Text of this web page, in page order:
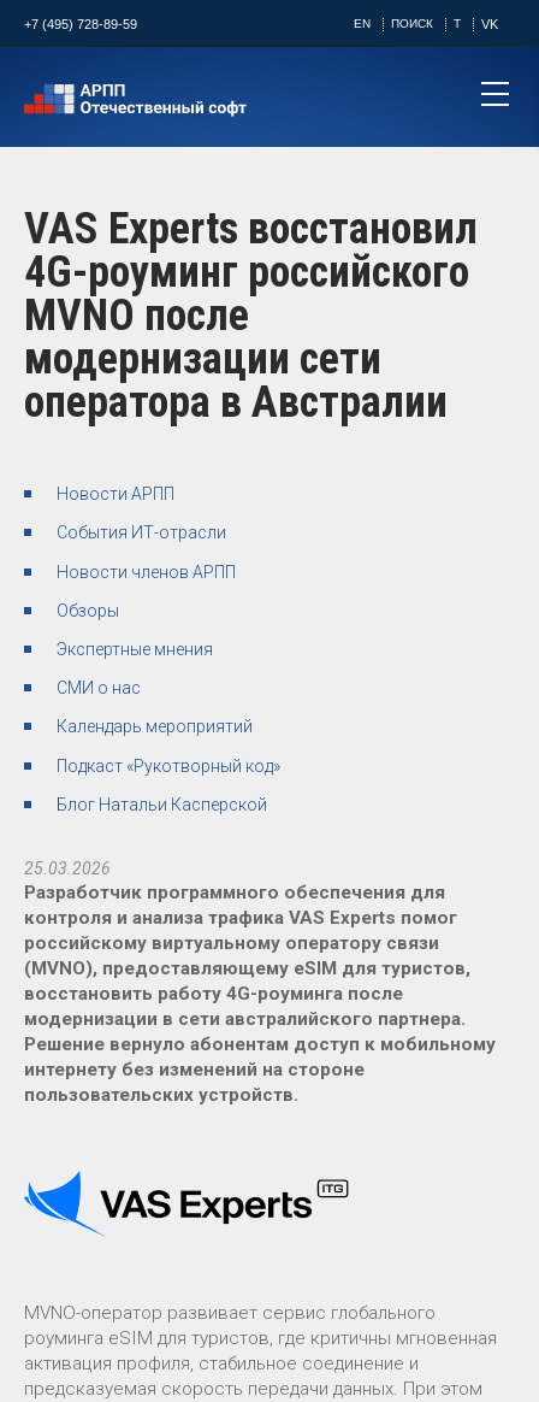
+7 (495) 728-89-59 EN ПОИСК T VK
VAS Experts восстановил
4G-роуминг российского
MVNO после
модернизации сети
оператора в Австралии
Новости АРПП
События ИТ-отрасли
Новости членов АРПП
Обзоры
Экспертные мнения
СМИ о нас
Календарь мероприятий
Подкаст «Рукотворный код»
Блог Натальи Касперской
25.03.2026
Разработчик программного обеспечения для
контроля и анализа трафика VAS Experts помог
российскому виртуальному оператору связи
(MVNO), предоставляющему eSIM для туристов,
восстановить работу 4G-роуминга после
модернизации в сети австралийского партнера.
Решение вернуло абонентам доступ к мобильному
интернету без изменений на стороне
пользовательских устройств.
MVNO-оператор развивает сервис глобального
роуминга eSIM для туристов, где критичны мгновенная
активация профиля, стабильное соединение и
предсказуемая скорость передачи данных. При этом